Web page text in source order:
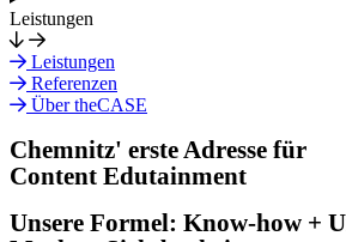
Leistungen
Leistungen
Referenzen
Über theCASE
Chemnitz' erste Adresse für
Content Edutainment
Unsere Formel: Know-how +